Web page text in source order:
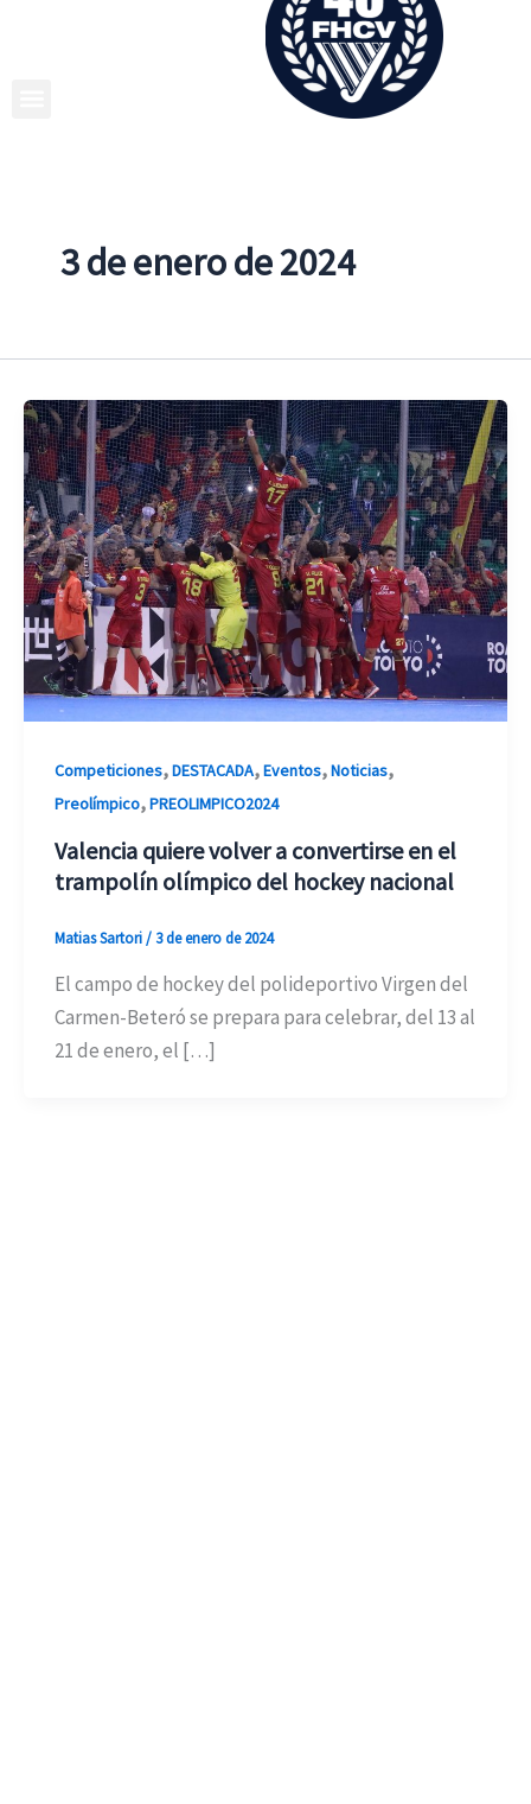
3 de enero de 2024
Competiciones,DESTACADA,Eventos,Noticias,
Preolímpico,PREOLIMPICO2024
Valencia quiere volver a convertirse en el
trampolín olímpico del hockey nacional
Matias Sartori/ 3 de enero de 2024
El campo de hockey del polideportivo Virgen del
Carmen-Beteró se prepara para celebrar, del 13 al
21 de enero, el […]